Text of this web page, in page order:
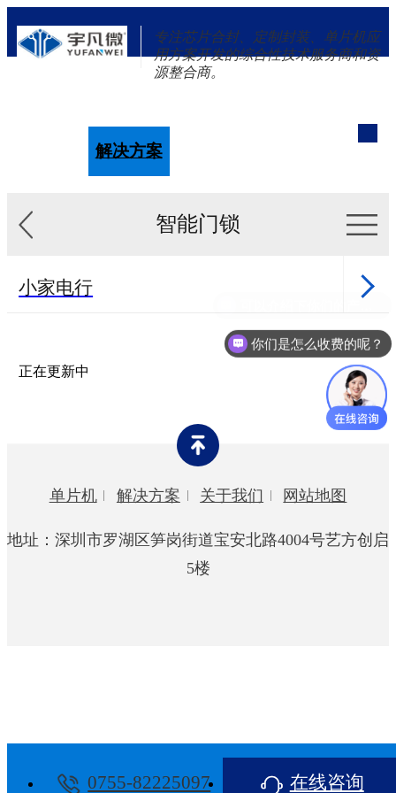
专注芯片合封、定制封装、单片机应
用方案开发的综合性技术服务商和资
源整合商。
解决方案
智能门锁
小家电行
医美行业
智能家居
宠物用品
正在更新中
单片机 解决方案 关于我们 网站地图
地址：深圳市罗湖区笋岗街道宝安北路4004号艺方创启
5楼
0755-82225097 在线咨询
你们是怎么收费的呢？